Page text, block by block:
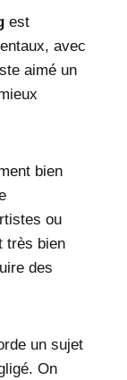
est
avec
aimé un
bien
ou
très bien
des
un sujet
On